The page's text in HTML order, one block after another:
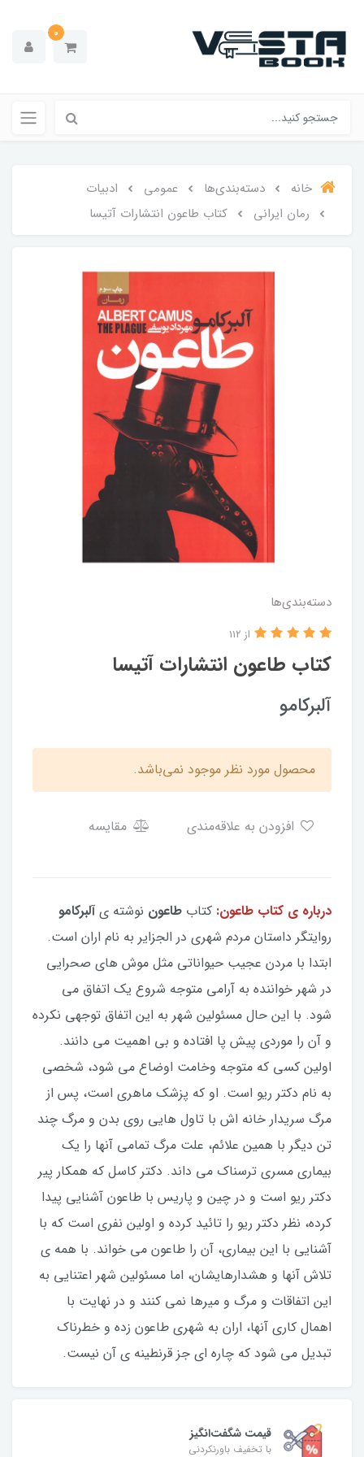
0
خانه دسته‌بندی‌ها عمومی
ادبیات
رمان ایرانی
کتاب طاعون انتشارات آتیسا
دسته‌بندی‌ها
کتاب طاعون انتشارات آتیسا
از 112
آلبرکامو
محصول مورد نظر موجود نمی‌باشد.
مقایسه
درباره ی کتاب طاعون: کتاب طاعون نوشته ی آلبرکامو
روایتگر داستان مردم شهری در الجزایر به نام اران است.
ابتدا با مردن عجیب حیواناتی مثل موش های صحرایی
در شهر خواننده به آرامی متوجه شروع یک اتفاق می
شود. با این حال مسئولین شهر به این اتفاق توجهی نکرده
و آن را موردی پیش پا افتاده و بی اهمیت می دانند.
اولین کسی که متوجه وخامت اوضاع می شود، شخصی
به نام دکتر ریو است. او که پزشک ماهری است، پس از
مرگ سریدار خانه اش با تاول هایی روی بدن و مرگ چند
تن دیگر با همین علائم، علت مرگ تمامی آنها را یک
بیماری مسری ترسناک می داند. دکتر کاسل که همکار پیر
دکتر ریو است و در چین و پاریس با طاعون آشنایی پیدا
کرده، نظر دکتر ریو را تائید کرده و اولین نفری است که با
آشنایی با این بیماری، آن را طاعون می خواند. با همه ی
تلاش آنها و هشدارهایشان، اما مسئولین شهر اعتنایی به
این اتفاقات و مرگ و میرها نمی کنند و در نهایت با
اهمال کاری آنها، اران به شهری طاعون زده و خطرناک
تبدیل می شود که چاره ای جز قرنطینه ی آن نیست.
قیمت شگفت‌انگیز
با تخفیف باورنکردنی